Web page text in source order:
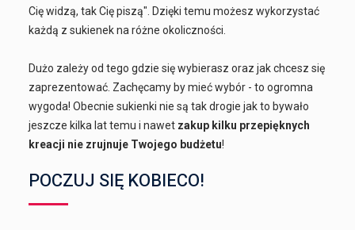
Cię widzą, tak Cię piszą". Dzięki temu możesz wykorzystać
każdą z sukienek na różne okoliczności.
Dużo zależy od tego gdzie się wybierasz oraz jak chcesz się
zaprezentować. Zachęcamy by mieć wybór - to ogromna
wygoda! Obecnie sukienki nie są tak drogie jak to bywało
jeszcze kilka lat temu i nawet zakup kilku przepięknych
kreacji nie zrujnuje Twojego budżetu!
POCZUJ SIĘ KOBIECO!